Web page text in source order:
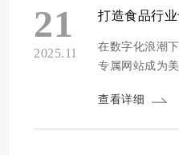
好地做出选择
测，为大家推
网站建设服务...
21
2025.11
在数字化浪潮
专属网站成为
上门面，更是
查看详细